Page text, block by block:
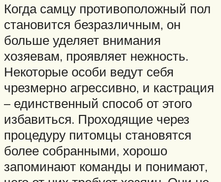
Когда самцу противоположный пол
становится безразличным, он
больше уделяет внимания
хозяевам, проявляет нежность.
Некоторые особи ведут себя
чрезмерно агрессивно, и кастрация
– единственный способ от этого
избавиться. Проходящие через
процедуру питомцы становятся
более собранными, хорошо
запоминают команды и понимают,